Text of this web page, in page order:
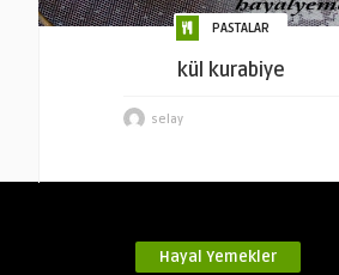
PASTALAR
kül kurabiye
selay
Hayal Yemekler